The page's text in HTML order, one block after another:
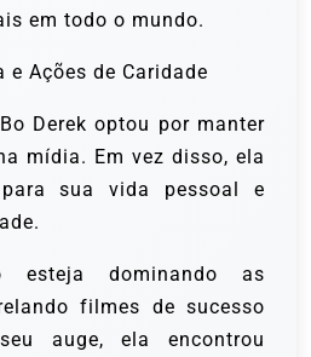
em todo o mundo.
e Ações de Caridade
Derek optou por manter
mídia. Em vez disso, ela
sua vida pessoal e
esteja dominando as
filmes de sucesso
auge, ela encontrou